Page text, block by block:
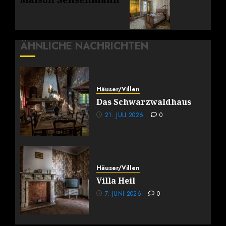
ÄHNLICHE NACHRICHTEN
Häuser/Villen
Das Schwarzwaldhaus
21. JULI 2026 0
Häuser/Villen
Villa Heil
7. JUNI 2026 0